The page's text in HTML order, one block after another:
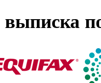
выписка